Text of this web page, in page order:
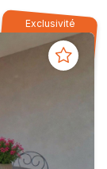
Exclusivité